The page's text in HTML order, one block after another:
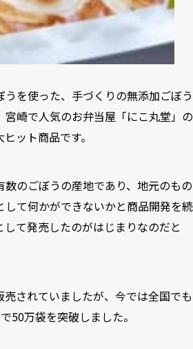
うを使った、⼿づくりの無添加ごぼう
宮崎で⼈気のお弁当屋「にこ丸堂」の
ット商品です。
のごぼうの産地であり、地元のもの
して何かができないかと商品開発を続
て発売したのがはじまりなのだと
されていましたが、今では全国でも
50万袋を突破しました。